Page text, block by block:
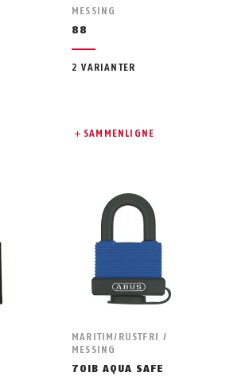
MESSING
88
2 VARIANTER
SAMMENLIGNE
MARITIM/RUSTFRI /
MESSING
70IB AQUA SAFE